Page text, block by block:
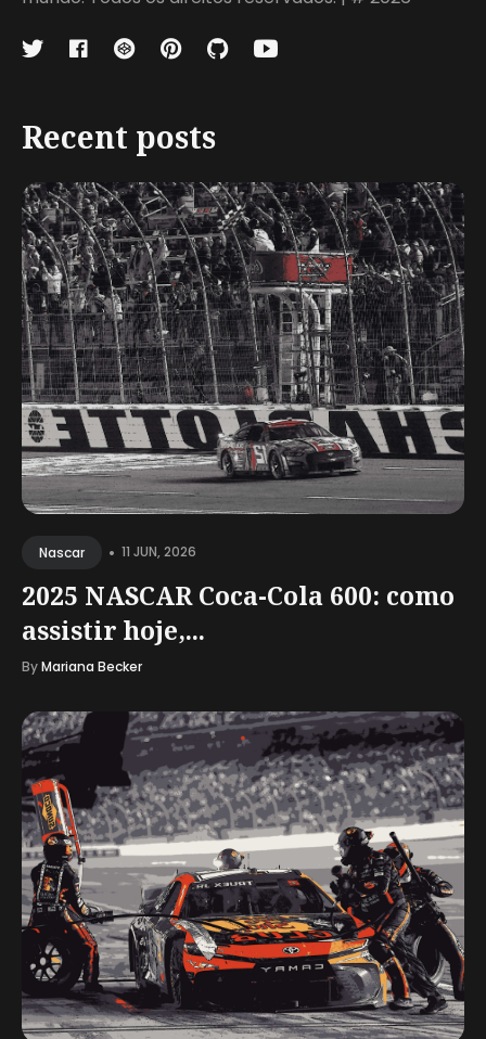
Recent posts
Nascar • 11 JUN, 2026
2025 NASCAR Coca-Cola 600: como
assistir hoje,...
ByMariana Becker